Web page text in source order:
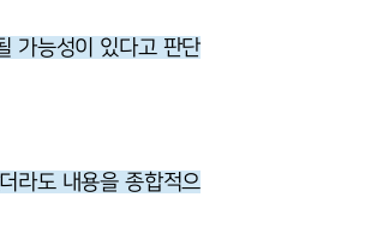
가능성이 있다고 판단
라도 내용을 종합적으